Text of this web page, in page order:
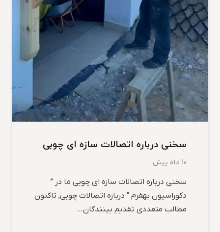
سخنی درباره اتصالات سازه ای چوبی
10 ماه پیش
سخنی درباره اتصالات سازه ای چوبی ما در ”
دکوراسیون بهفرم ” درباره اتصالات چوبی, تاکنون
مطالب متعددی تقدیم بینندگان…